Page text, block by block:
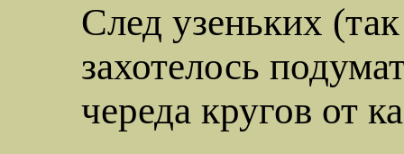
След узеньких
захотелось
череда кругов от